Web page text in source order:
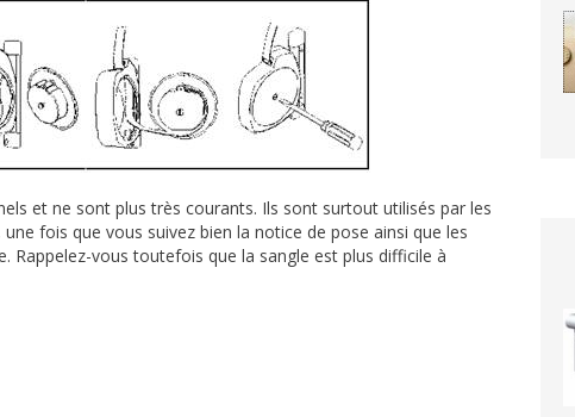
et ne sont plus très courants. Ils sont surtout utilisés par les
fois que vous suivez bien la notice de pose ainsi que les
Rappelez-vous toutefois que la sangle est plus difficile à